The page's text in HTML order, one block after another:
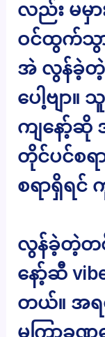
လည်း မမှာ
ဝင်ထွက်သွ
အဲ လွန်ခဲ့
ပေါ့ဗျာ
ကျနော့်ဆို
တိုင်ပင်စ
စရာရှိရ
လွန်ခဲ့တဲ့တ
နော့်ဆီ
တယ်။ အ
မကြာခ